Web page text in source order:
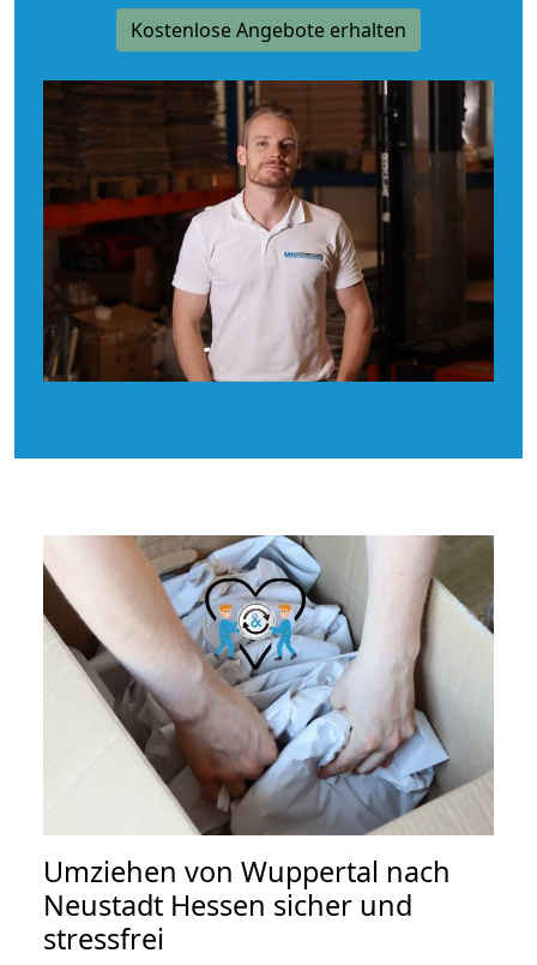
Kostenlose Angebote erhalten
Umziehen von Wuppertal nach
Neustadt Hessen sicher und
stressfrei